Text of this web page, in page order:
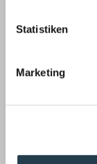
Statistiken
Marketing
Rechtsberatung ›